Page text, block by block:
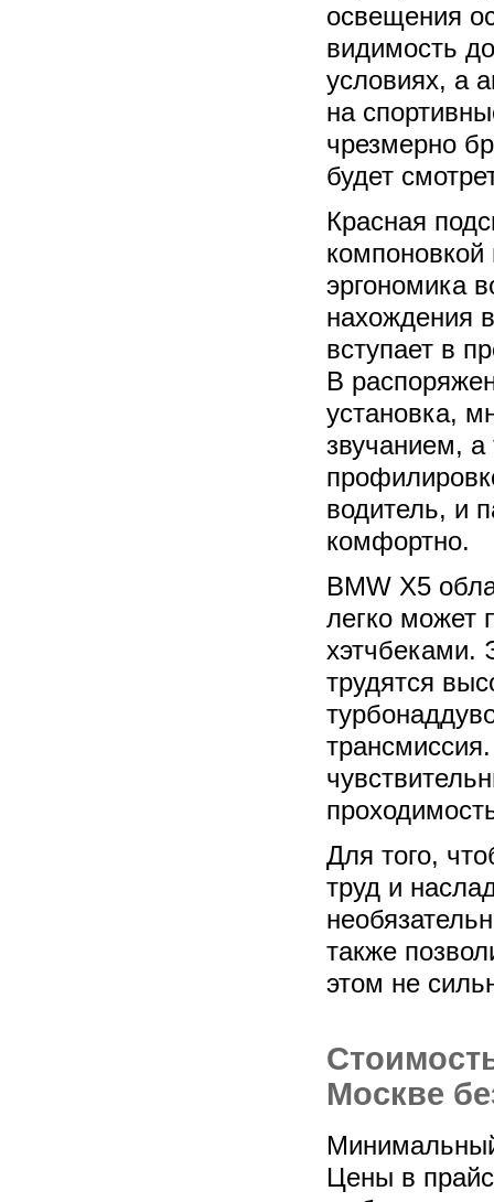
освещения
видимость
условиях, а
на
чрезмерно
будет
Красная
компоновкой
эргономика
нахождения
вступает в
В
установка,
звучанием,
водитель, и
комфортно.
BMW Х5
легко может
хэтчбеками.
трудятся
Для того,
труд и
также
этом не
Москве
Цены в